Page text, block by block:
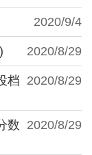
2020/9/4
2020/8/29
2020/8/29
档
2020/8/29
数